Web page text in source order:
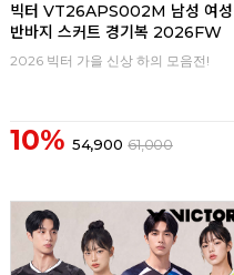
빅터 VT26APS002M 남성 여성
반바지 스커트 경기복 2026FW
2026 빅터 가을 신상 하의 모음전!
10% 54,900 61,000